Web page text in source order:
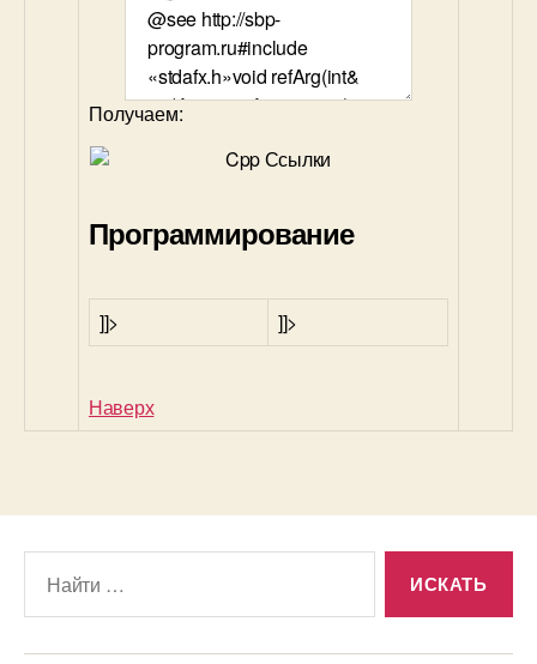
Получаем:
Программирование
]]> ]]>
Наверх